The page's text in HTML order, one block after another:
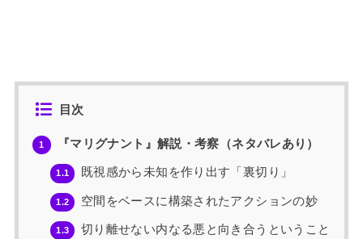
目次
1 『マリグナント』解説・考察（ネタバレあり）
1.1 既視感から未知を作り出す「裏切り」
1.2 空間をベースに構築されたアクションの妙
1.3 切り離せない内なる悪と向き合うということ